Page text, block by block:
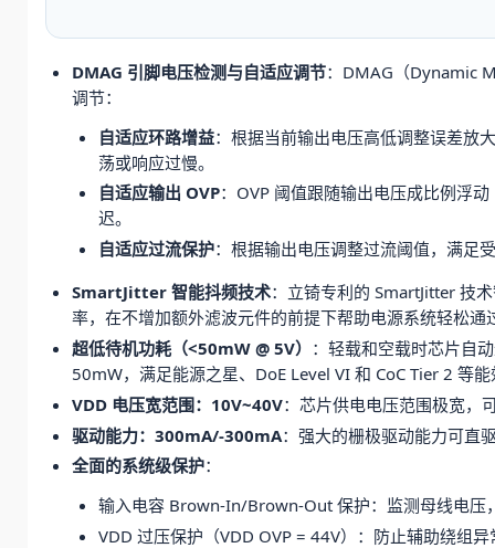
DMAG 引脚电压检测与自适应调节：DMAG（Dynamic
调节：
自适应环路增益：根据当前输出电压高低调整误差放
荡或响应过慢。
自适应输出 OVP：OVP 阈值跟随输出电压成比例浮
迟。
自适应过流保护：根据输出电压调整过流阈值，满足
SmartJitter 智能抖频技术：立锜专利的 SmartJitter 技
率，在不增加额外滤波元件的前提下帮助电源系统轻松通
超低待机功耗（<50mW @ 5V） ：轻载和空载时芯片自
50mW，满足能源之星、DoE Level VI 和 CoC Tier 2 等
VDD 电压宽范围：10V~40V：芯片供电电压范围极宽，
驱动能力：300mA/-300mA：强大的栅极驱动能力可直
全面的系统级保护：
输入电容 Brown-In/Brown-Out 保护：监测母线电压
VDD 过压保护（VDD OVP = 44V）：防止辅助绕组